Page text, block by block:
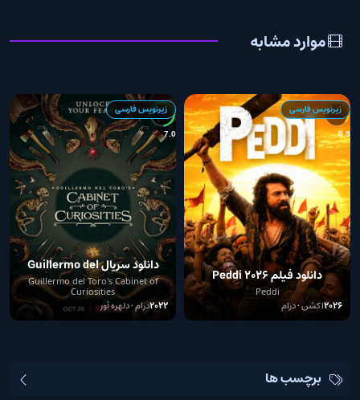
موارد مشابه
5.9
زیرنویس فارسی
دانلود فیلم Peddi 2026
Peddi
2026اکشن • درام
7.0
زیرنویس فارسی
دانلود سریال Guillermo del
Toro’s Cabinet of
Curiosities 2022
Guillermo del Toro's Cabinet of
Curiosities
2022درام • دلهره آور
برچسب ها